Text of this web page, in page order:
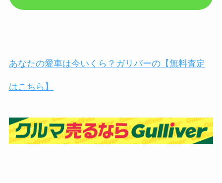
あなたの愛車は今いくら？ガリバーの【無料査定
はこちら】